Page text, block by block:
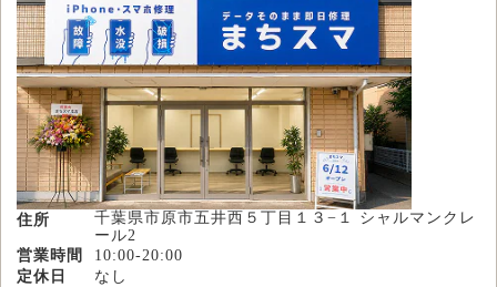
住所
千葉県市原市五井西５丁目１３−１ シャルマンクレ
ール2
営業時間
10:00-20:00
定休日
なし